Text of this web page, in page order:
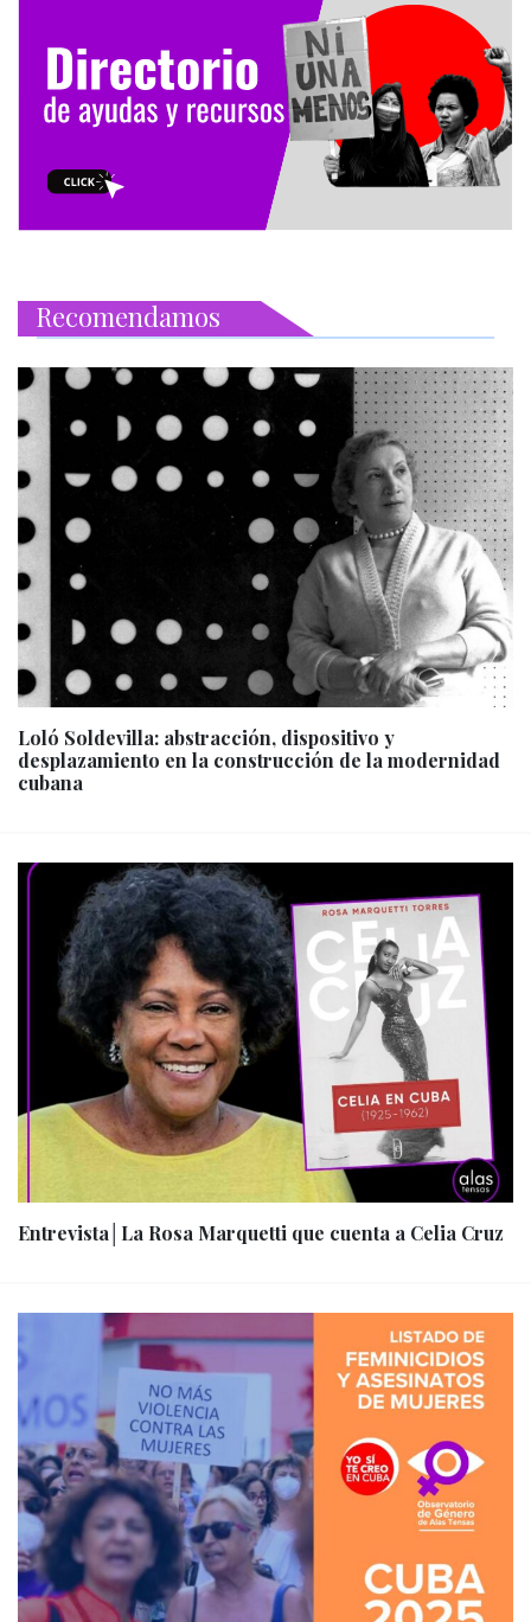
Recomendamos
Loló Soldevilla: abstracción, dispositivo y
desplazamiento en la construcción de la modernidad
cubana
Entrevista│La Rosa Marquetti que cuenta a Celia Cruz